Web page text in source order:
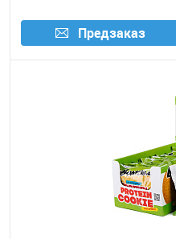
Предзаказ